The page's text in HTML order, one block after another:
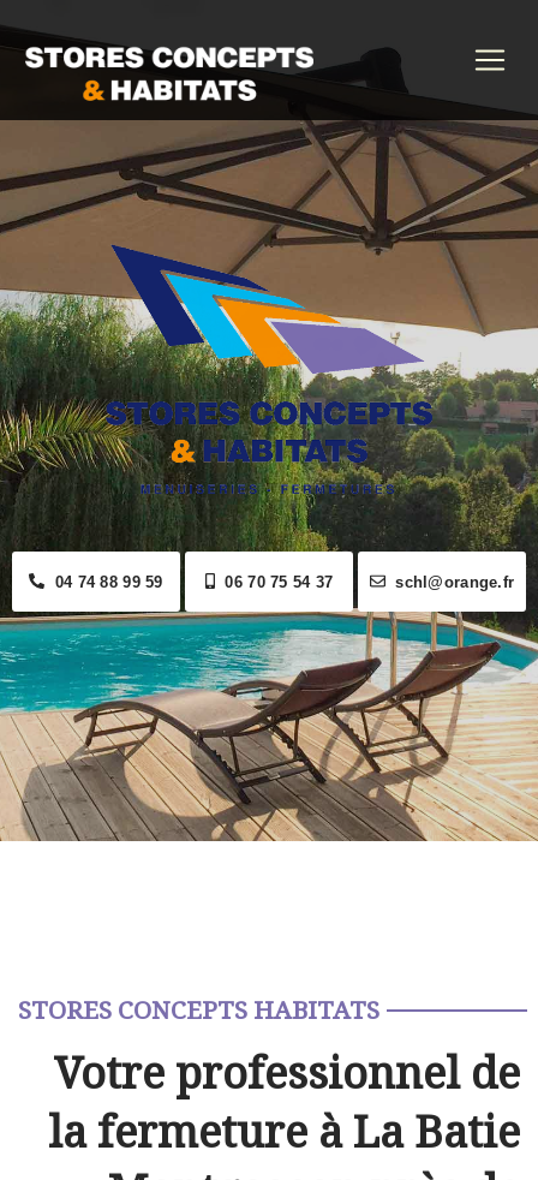
04 74 88 99 59 06 70 75 54 37 schl@orange.fr
STORES CONCEPTS HABITATS
Votre professionnel de
la fermeture à La Batie